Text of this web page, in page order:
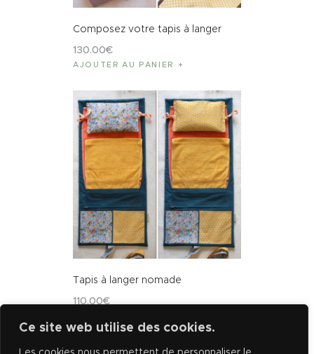
Ce site web utilise des cookies.
Composez votre tapis à langer
130.00€
AJOUTER AU PANIER
Tapis à langer nomade
110.00€